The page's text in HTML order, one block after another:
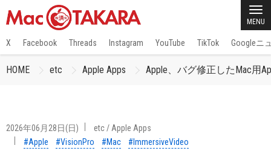
MENU
X Facebook Threads Instagram YouTube TikTok Googleニ
HOME etc Apple Apps Apple、バグ修正したMac用
2026年06月28日(日) etc/ Apple Apps
#Apple
#VisionPro #Mac #ImmersiveVideo